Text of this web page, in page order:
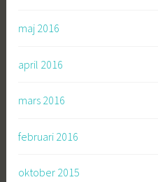
maj 2016
april 2016
mars 2016
februari 2016
oktober 2015